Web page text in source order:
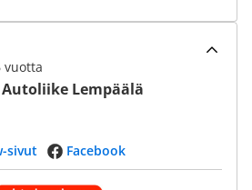
vuotta
Lempäälä
sivut Facebook